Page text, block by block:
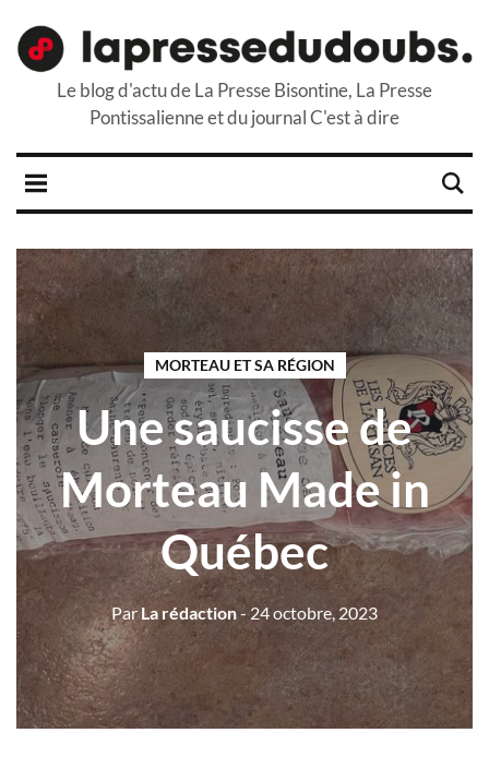
Le blog d'actu de La Presse Bisontine, La Presse
Pontissalienne et du journal C'est à dire
MORTEAU ET SA RÉGION
Une saucisse de
Morteau Made in
Québec
Par La rédaction- 24 octobre, 2023